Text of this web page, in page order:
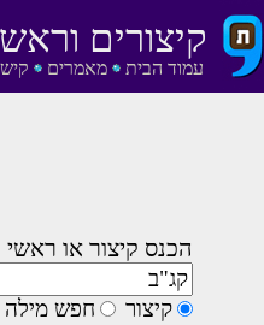
עמוד הבית מאמרים
קיצורים
הכנס קיצור או ראשי
קיצור חפש מילה